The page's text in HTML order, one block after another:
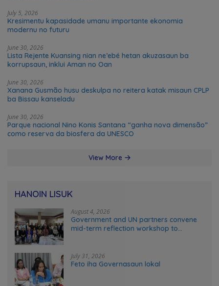
July 5, 2026
Kresimentu kapasidade umanu importante ekonomia
modernu no futuru
June 30, 2026
Lista Rejente Kuansing nian ne’ebé hetan akuzasaun ba
korrupsaun, inklui Aman no Oan
June 30, 2026
Xanana Gusmão husu deskulpa no reitera katak misaun CPLP
ba Bissau kanseladu
June 30, 2026
Parque nacional Nino Konis Santana “ganha nova dimensão”
como reserva da biosfera da UNESCO
View More
HANOIN LISUK
August 4, 2026
Government and UN partners convene
mid-term reflection workshop to
July 31, 2026
Feto iha Governasaun lokal